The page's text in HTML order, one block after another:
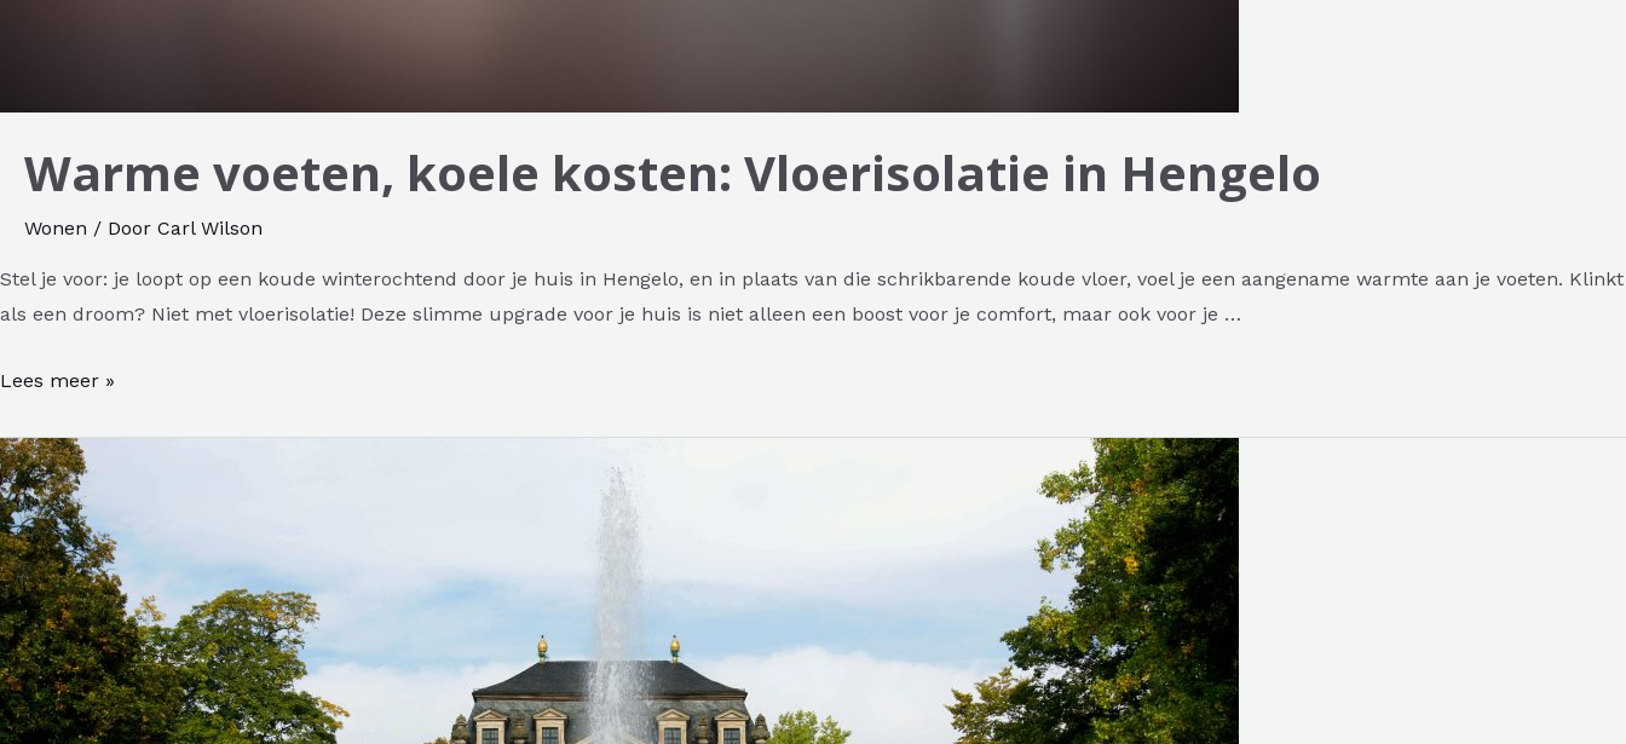
Warme voeten, koele kosten: Vloerisolatie in Hengelo
Wonen / Door Carl Wilson
Stel je voor: je loopt op een koude winterochtend door je huis in Hengelo, en in plaats van die schrikbarende koude vloer, voel je een aangename warmte aan je voeten. Klinkt
als een droom? Niet met vloerisolatie! Deze slimme upgrade voor je huis is niet alleen een boost voor je comfort, maar ook voor je …
Warme
koele
kosten:
Vloerisolatie
in
Hengelo
Lees meer »